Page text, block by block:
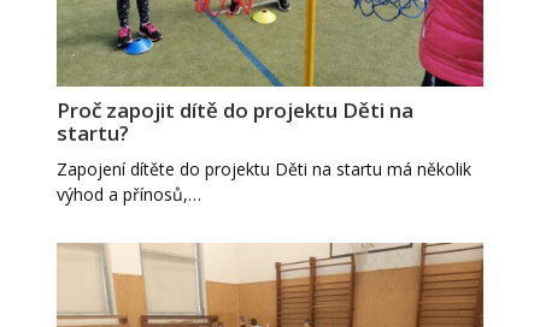
Proč zapojit dítě do projektu Děti na
startu?
Zapojení dítěte do projektu Děti na startu má několik
výhod a přínosů,…